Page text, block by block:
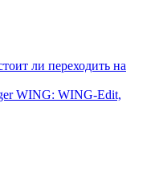
ли переходить на
WING: WING-Edit,